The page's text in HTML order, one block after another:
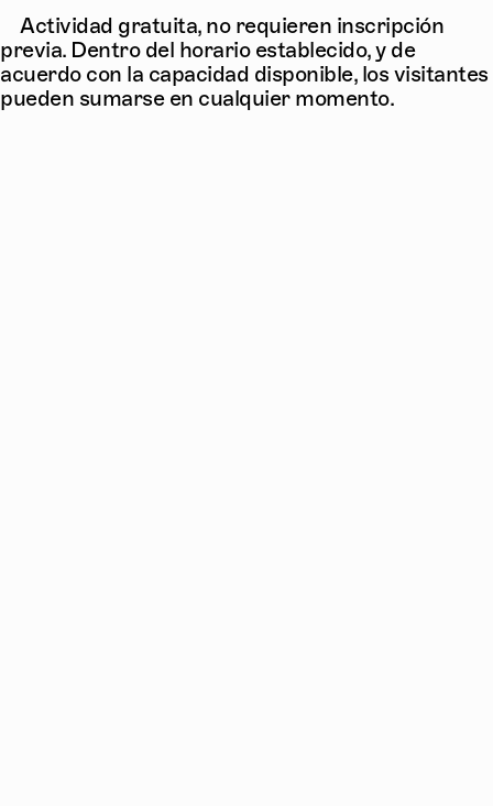
Actividad gratuita, no requieren inscripción
previa. Dentro del horario establecido, y de
acuerdo con la capacidad disponible, los visitantes
pueden sumarse en cualquier momento.